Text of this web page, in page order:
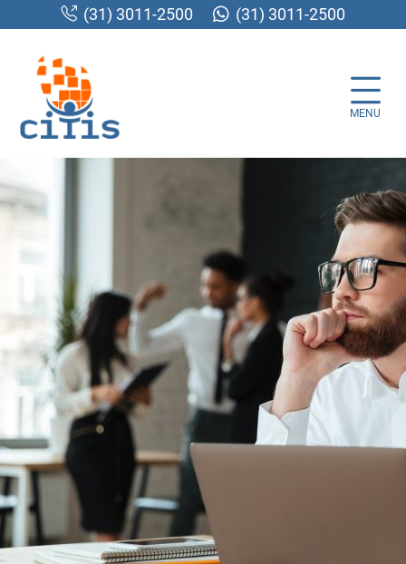
MENU
(31) 3011-2500 (31) 3011-2500